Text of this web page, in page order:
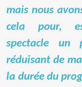
mais nous
cela pour,
spectacle un
réduisant de
la durée du